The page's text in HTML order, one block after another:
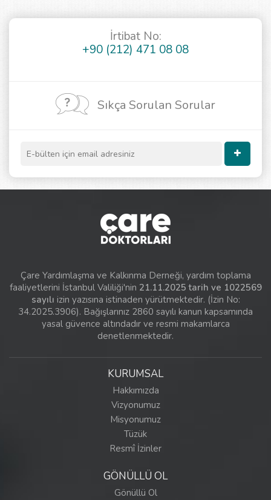
İrtibat No:
+90 (212) 471 08 08
Sıkça Sorulan Sorular
Çare Yardımlaşma ve Kalkınma Derneği, yardım toplama
faaliyetlerini İstanbul Valiliği'nin 21.11.2025 tarih ve 1022569
sayılı izin yazısına istinaden yürütmektedir. (İzin No:
34.2025.3906). Bağışlarınız 2860 sayılı kanun kapsamında
yasal güvence altındadır ve resmi makamlarca
denetlenmektedir.
KURUMSAL
Hakkımızda
Vizyonumuz
Misyonumuz
Tüzük
Resmî İzinler
GÖNÜLLÜ OL
Gönüllü Ol